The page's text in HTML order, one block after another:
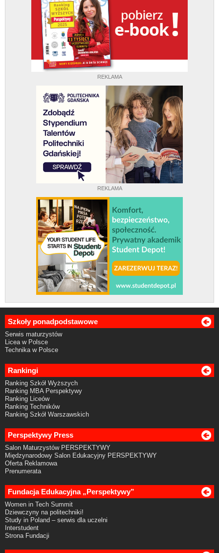
REKLAMA
REKLAMA
Szkoły ponadpodstawowe
Serwis maturzystów
Licea w Polsce
Technika w Polsce
Rankingi
Ranking Szkół Wyższych
Ranking MBA Perspektywy
Ranking Liceów
Ranking Techników
Ranking Szkół Warszawskich
Perspektywy Press
Salon Maturzystów PERSPEKTYWY
Międzynarodowy Salon Edukacyjny PERSPEKTYWY
Oferta Reklamowa
Prenumerata
Fundacja Edukacyjna „Perspektywy”
Women in Tech Summit
Dziewczyny na politechniki!
Study in Poland – serwis dla uczelni
Interstudent
Strona Fundacji